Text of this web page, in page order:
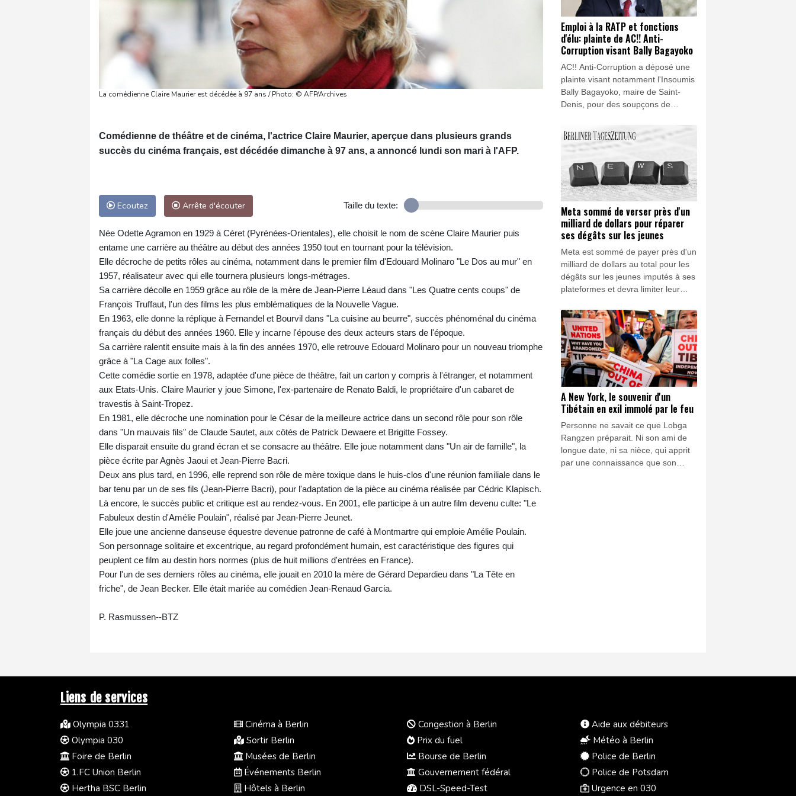
La comédienne Claire Maurier est décédée à 97 ans / Photo: © AFP/Archives
Comédienne de théâtre et de cinéma, l'actrice Claire Maurier, aperçue dans plusieurs grands
succès du cinéma français, est décédée dimanche à 97 ans, a annoncé lundi son mari à l'AFP.
Ecoutez Arrête d'écouter Taille du texte:
Née Odette Agramon en 1929 à Céret (Pyrénées-Orientales), elle choisit le nom de scène Claire Maurier puis
entame une carrière au théâtre au début des années 1950 tout en tournant pour la télévision.
Elle décroche de petits rôles au cinéma, notamment dans le premier film d'Edouard Molinaro "Le Dos au mur" en
1957, réalisateur avec qui elle tournera plusieurs longs-métrages.
Sa carrière décolle en 1959 grâce au rôle de la mère de Jean-Pierre Léaud dans "Les Quatre cents coups" de
François Truffaut, l'un des films les plus emblématiques de la Nouvelle Vague.
En 1963, elle donne la réplique à Fernandel et Bourvil dans "La cuisine au beurre", succès phénoménal du cinéma
français du début des années 1960. Elle y incarne l'épouse des deux acteurs stars de l'époque.
Sa carrière ralentit ensuite mais à la fin des années 1970, elle retrouve Edouard Molinaro pour un nouveau triomphe
grâce à "La Cage aux folles".
Cette comédie sortie en 1978, adaptée d'une pièce de théâtre, fait un carton y compris à l'étranger, et notamment
aux Etats-Unis. Claire Maurier y joue Simone, l'ex-partenaire de Renato Baldi, le propriétaire d'un cabaret de
travestis à Saint-Tropez.
En 1981, elle décroche une nomination pour le César de la meilleure actrice dans un second rôle pour son rôle
dans "Un mauvais fils" de Claude Sautet, aux côtés de Patrick Dewaere et Brigitte Fossey.
Elle disparait ensuite du grand écran et se consacre au théâtre. Elle joue notamment dans "Un air de famille", la
pièce écrite par Agnès Jaoui et Jean-Pierre Bacri.
Deux ans plus tard, en 1996, elle reprend son rôle de mère toxique dans le huis-clos d'une réunion familiale dans le
bar tenu par un de ses fils (Jean-Pierre Bacri), pour l'adaptation de la pièce au cinéma réalisée par Cédric Klapisch.
Là encore, le succès public et critique est au rendez-vous. En 2001, elle participe à un autre film devenu culte: "Le
Fabuleux destin d'Amélie Poulain", réalisé par Jean-Pierre Jeunet.
Elle joue une ancienne danseuse équestre devenue patronne de café à Montmartre qui emploie Amélie Poulain.
Son personnage solitaire et excentrique, au regard profondément humain, est caractéristique des figures qui
peuplent ce film au destin hors normes (plus de huit millions d'entrées en France).
Pour l'un de ses derniers rôles au cinéma, elle jouait en 2010 la mère de Gérard Depardieu dans "La Tête en
friche", de Jean Becker. Elle était mariée au comédien Jean-Renaud Garcia.
P. Rasmussen--BTZ
Emploi à la RATP et fonctions
d'élu: plainte de AC!! Anti-
Corruption visant Bally Bagayoko
AC!! Anti-Corruption a déposé une
plainte visant notamment l'Insoumis
Bally Bagayoko, maire de Saint-
Denis, pour des soupçons de
d'emploi fictif, après un article du
Canard enchaîné évoquant un
cumul de fonctions à temps plein à
la RATP et d'élu, a indiqué
l'association à l'AFP vendredi.
Meta sommé de verser près d'un
milliard de dollars pour réparer
ses dégâts sur les jeunes
Meta est sommé de payer près d'un
milliard de dollars au total pour les
dégâts sur les jeunes imputés à ses
plateformes et devra limiter leur
Facebook et Instagram, après sa
condamnation pour "trouble à
l'ordre public" par un juge du
Nouveau-Mexique, une première
aux Etats-Unis.
A New York, le souvenir d'un
Tibétain en exil immolé par le feu
Personne ne savait ce que Lobga
Rangzen préparait. Ni son ami de
longue date, ni sa nièce, qui apprit
par une connaissance que son
Liens de services
Olympia 0331
Olympia 030
Foire de Berlin
1.FC Union Berlin
Hertha BSC Berlin
Cinéma à Berlin
Sortir Berlin
Musées de Berlin
Événements Berlin
Hôtels à Berlin
Congestion à Berlin
Prix du fuel
Bourse de Berlin
Gouvernement fédéral
DSL-Speed-Test
Aide aux débiteurs
Météo à Berlin
Police de Berlin
Police de Potsdam
Urgence en 030